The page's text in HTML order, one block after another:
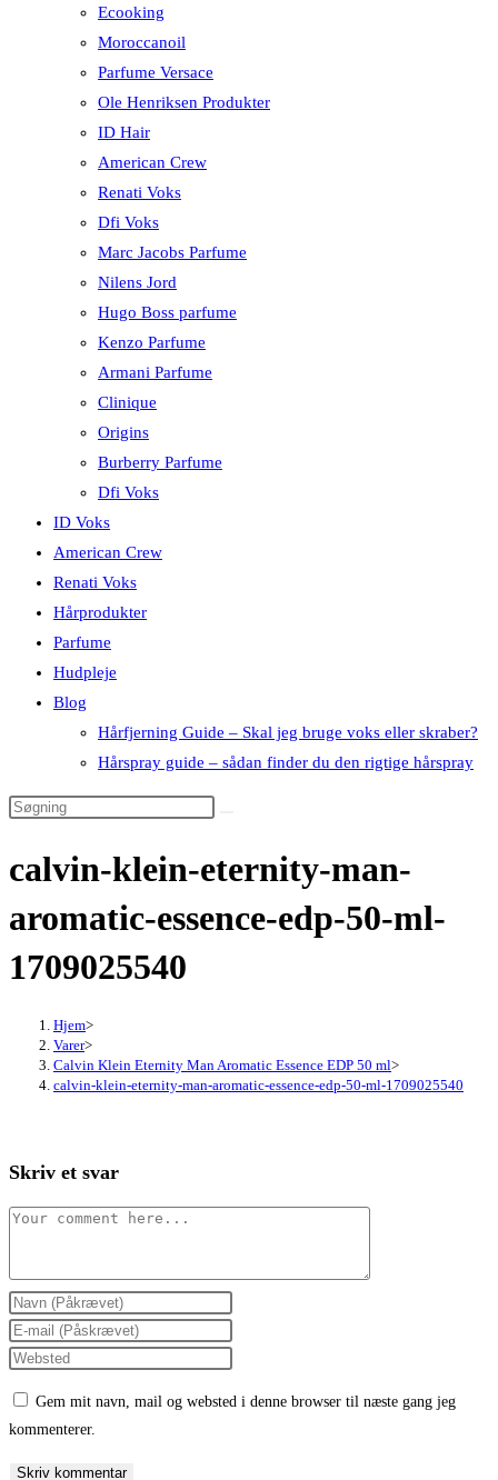
Ecooking
Moroccanoil
Parfume Versace
Ole Henriksen Produkter
ID Hair
American Crew
Renati Voks
Dfi Voks
Marc Jacobs Parfume
Nilens Jord
Hugo Boss parfume
Kenzo Parfume
Armani Parfume
Clinique
Origins
Burberry Parfume
Dfi Voks
ID Voks
American Crew
Renati Voks
Hårprodukter
Parfume
Hudpleje
Blog
Hårfjerning Guide – Skal jeg bruge voks eller skraber?
Hårspray guide – sådan finder du den rigtige hårspray
calvin-klein-eternity-man-
aromatic-essence-edp-50-ml-
1709025540
Hjem>
Varer>
Calvin Klein Eternity Man Aromatic Essence EDP 50 ml>
calvin-klein-eternity-man-aromatic-essence-edp-50-ml-1709025540
Skriv et svar
Comment
Enter
your
name
comment
Enter
your
comment
Enter
(optional)
Gem mit navn, mail og websted i denne browser til næste gang jeg
kommenterer.